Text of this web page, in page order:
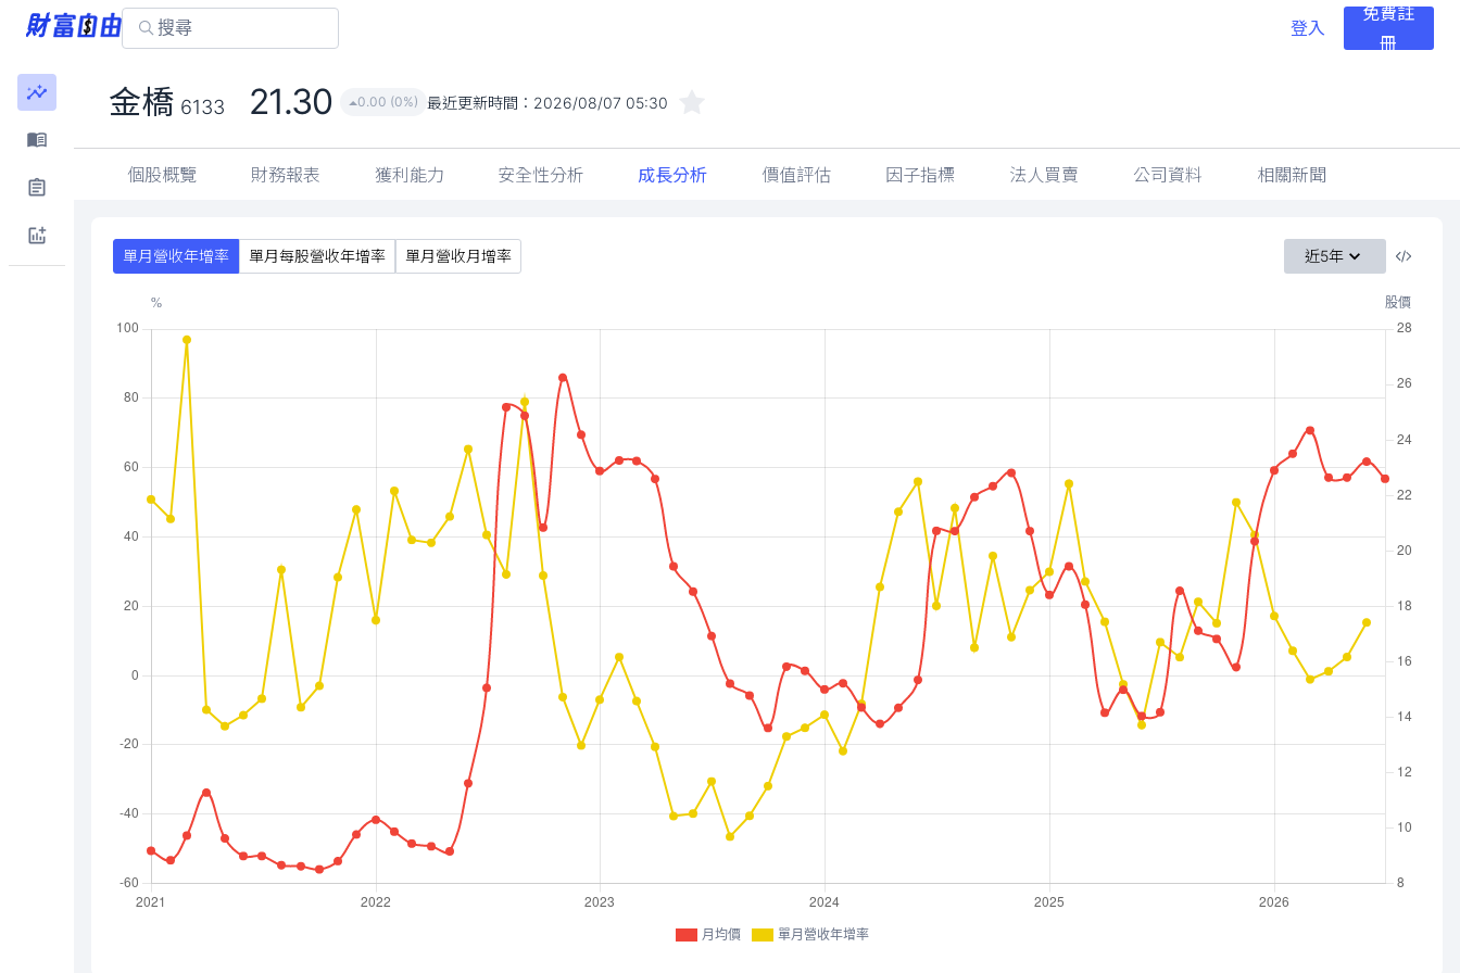
登入
免費註
冊
金橋 6133 21.30 0.00 (0%) 最近更新時間： 2026/08/07 05:30
個股概覽 財務報表 獲利能力 安全性分析 成長分析 價值評估 因子指標 法人買賣 公司資料 相關新聞
單月營收年增率 單月每股營收年增率 單月營收月增率 近5年
月均價 單月營收年增率